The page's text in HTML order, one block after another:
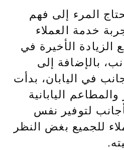
المرء إلى فهم
خدمة العملاء
الزيادة الأخيرة في
بالإضافة إلى
في اليابان، بدأت
اليابانية
لتوفير نفس
للجميع بغض النظر